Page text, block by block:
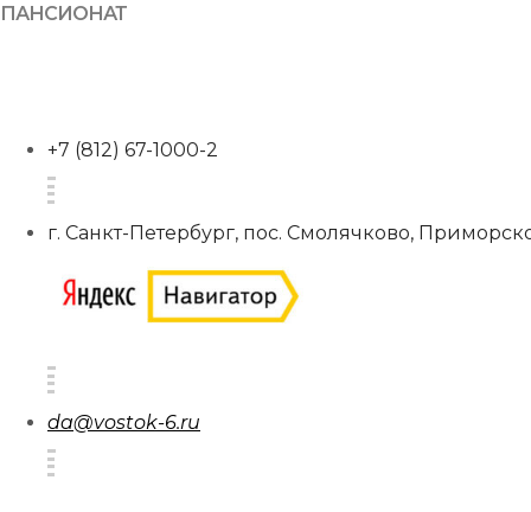
ПАНСИОНАТ
+7 (812) 67-1000-2
г. Санкт-Петербург, пос. Смолячково,
da@vostok-6.ru